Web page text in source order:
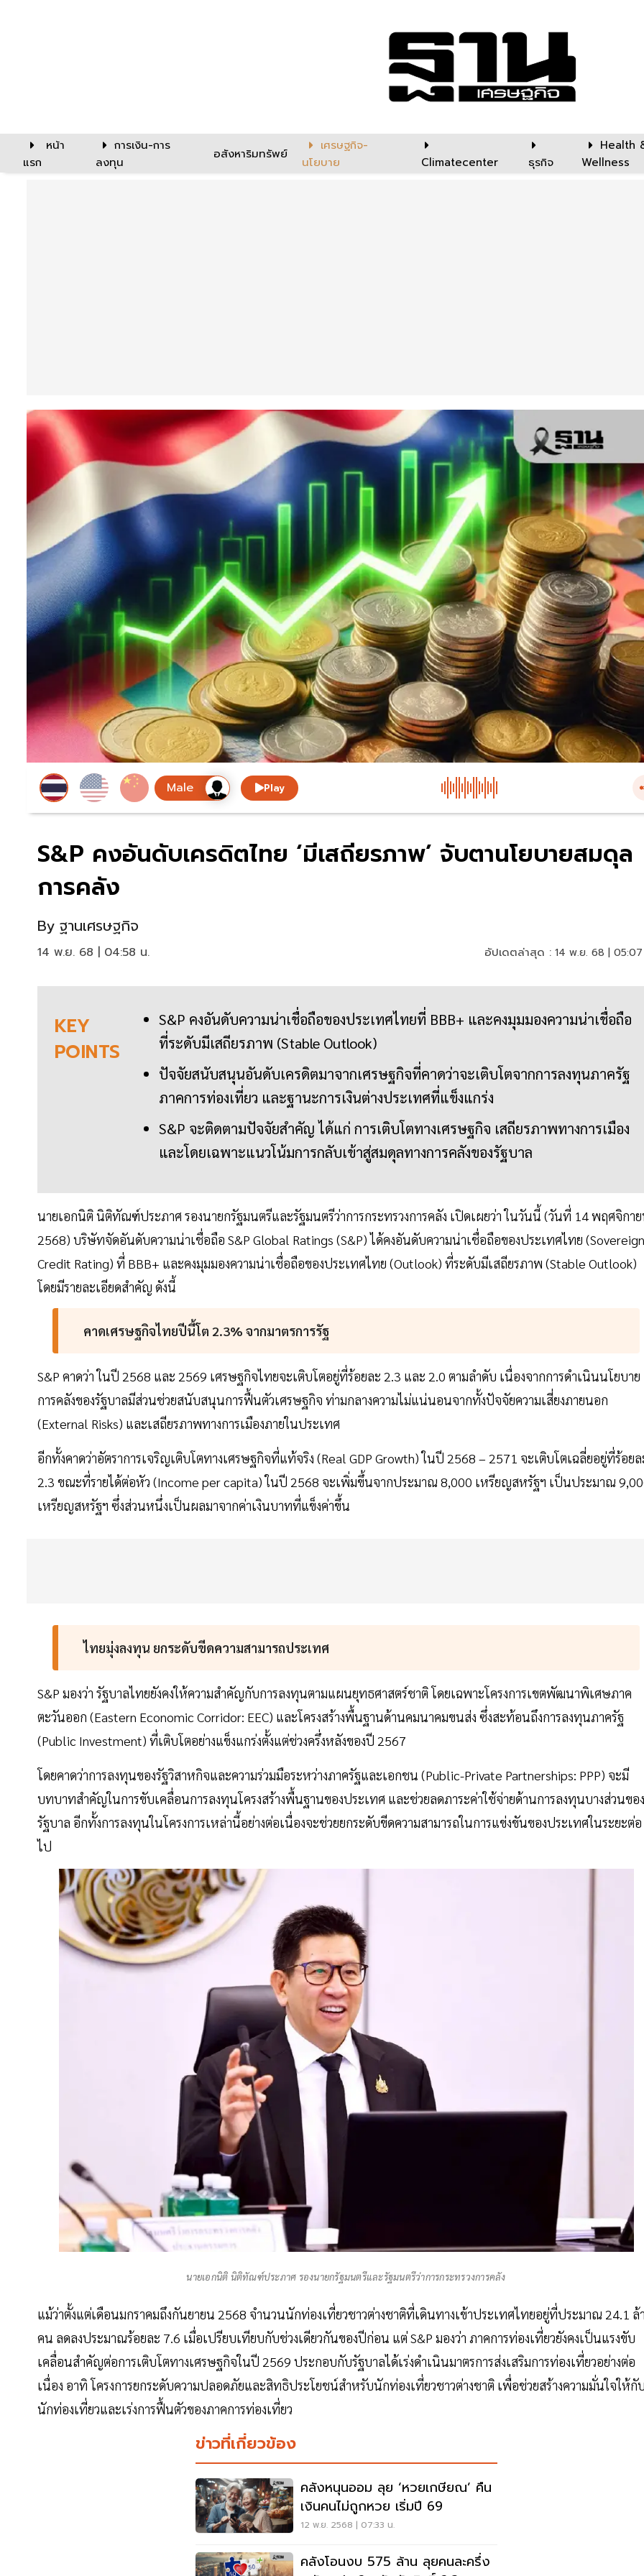
หน้า
แรก
การเงิน-การ
ลงทุน
อสังหาริมทรัพย์
เศรษฐกิจ-
นโยบาย
Climatecenter ธุรกิจ
Health
Wellness
Play
S&P คงอันดับเครดิตไทย ‘มีเสถียรภาพ’ จับตานโยบายสมดุล
การคลัง
By ฐานเศรษฐกิจ
14 พ.ย. 68 | 04:58 น. อัปเดตล่าสุด : 14 พ.ย. 68 |
KEY
POINTS
S&P คงอันดับความน่าเชื่อถือของประเทศไทยที่ BBB+ และคงมุมมองความน่าเชื่อถือ
ที่ระดับมีเสถียรภาพ (Stable Outlook)
ปัจจัยสนับสนุนอันดับเครดิตมาจากเศรษฐกิจที่คาดว่าจะเติบโตจากการลงทุนภาครัฐ
ภาคการท่องเที่ยว และฐานะการเงินต่างประเทศที่แข็งแกร่ง
S&P จะติดตามปัจจัยสำคัญ ได้แก่ การเติบโตทางเศรษฐกิจ เสถียรภาพทางการเมือง
และโดยเฉพาะแนวโน้มการกลับเข้าสู่สมดุลทางการคลังของรัฐบาล
นายเอกนิติ นิติทัณฑ์ประภาศ รองนายกรัฐมนตรีและรัฐมนตรีว่าการกระทรวงการคลัง เปิดเผยว่า ในวันนี้ (วันที่ 14 พฤศจิกา
2568) บริษัทจัดอันดับความน่าเชื่อถือ S&P Global Ratings (S&P) ได้คงอันดับความน่าเชื่อถือของประเทศไทย (Sovereign
Credit Rating) ที่ BBB+ และคงมุมมองความน่าเชื่อถือของประเทศไทย (Outlook) ที่ระดับมีเสถียรภาพ (Stable Outlook)
โดยมีรายละเอียดสำคัญ ดังนี้
คาดเศรษฐกิจไทยปีนี้โต 2.3% จากมาตรการรัฐ
S&P คาดว่า ในปี 2568 และ 2569 เศรษฐกิจไทยจะเติบโตอยู่ที่ร้อยละ 2.3 และ 2.0 ตามลำดับ เนื่องจากการดำเนินนโยบาย
การคลังของรัฐบาลมีส่วนช่วยสนับสนุนการฟื้นตัวเศรษฐกิจ ท่ามกลางความไม่แน่นอนจากทั้งปัจจัยความเสี่ยงภายนอก
(External Risks) และเสถียรภาพทางการเมืองภายในประเทศ
อีกทั้งคาดว่าอัตราการเจริญเติบโตทางเศรษฐกิจที่แท้จริง (Real GDP Growth) ในปี 2568 – 2571 จะเติบโตเฉลี่ยอยู่ที่ร้อย
2.3 ขณะที่รายได้ต่อหัว (Income per capita) ในปี 2568 จะเพิ่มขึ้นจากประมาณ 8,000 เหรียญสหรัฐฯ เป็นประมาณ
เหรียญสหรัฐฯ ซึ่งส่วนหนึ่งเป็นผลมาจากค่าเงินบาทที่แข็งค่าขึ้น
ไทยมุ่งลงทุน ยกระดับขีดความสามารถประเทศ
S&P มองว่า รัฐบาลไทยยังคงให้ความสำคัญกับการลงทุนตามแผนยุทธศาสตร์ชาติ โดยเฉพาะโครงการเขตพัฒนาพิเศษภาค
ตะวันออก (Eastern Economic Corridor: EEC) และโครงสร้างพื้นฐานด้านคมนาคมขนส่ง ซึ่งสะท้อนถึงการลงทุนภาครัฐ
(Public Investment) ที่เติบโตอย่างแข็งแกร่งตั้งแต่ช่วงครึ่งหลังของปี 2567
โดยคาดว่าการลงทุนของรัฐวิสาหกิจและความร่วมมือระหว่างภาครัฐและเอกชน (Public-Private Partnerships: PPP) จะมี
บทบาทสำคัญในการขับเคลื่อนการลงทุนโครงสร้างพื้นฐานของประเทศ และช่วยลดภาระค่าใช้จ่ายด้านการลงทุนบางส่วนของ
รัฐบาล อีกทั้งการลงทุนในโครงการเหล่านี้อย่างต่อเนื่องจะช่วยยกระดับขีดความสามารถในการแข่งขันของประเทศในระยะต่อ
ไป
นายเอกนิติ นิติทัณฑ์ประภาศ รองนายกรัฐมนตรีและรัฐมนตรีว่าการกระทรวงการคลัง
แม้ว่าตั้งแต่เดือนมกราคมถึงกันยายน 2568 จำนวนนักท่องเที่ยวชาวต่างชาติที่เดินทางเข้าประเทศไทยอยู่ที่ประมาณ 24.1 ล้
คน ลดลงประมาณร้อยละ 7.6 เมื่อเปรียบเทียบกับช่วงเดียวกันของปีก่อน แต่ S&P มองว่า ภาคการท่องเที่ยวยังคงเป็นแรงขับ
เคลื่อนสำคัญต่อการเติบโตทางเศรษฐกิจในปี 2569 ประกอบกับรัฐบาลได้เร่งดำเนินมาตรการส่งเสริมการท่องเที่ยวอย่างต่อ
เนื่อง อาทิ โครงการยกระดับความปลอดภัยและสิทธิประโยชน์สำหรับนักท่องเที่ยวชาวต่างชาติ เพื่อช่วยสร้างความมั่นใจให้กั
นักท่องเที่ยวและเร่งการฟื้นตัวของภาคการท่องเที่ยว
ข่าวที่เกี่ยวข้อง
คลังหนุนออม ลุย ‘หวยเกษียณ’ คืน
เงินคนไม่ถูกหวย เริ่มปี 69
12 พ.ย. 2568 | 07:33 น.
คลังโอนงบ 575 ล้าน ลุยคนละครึ่ง